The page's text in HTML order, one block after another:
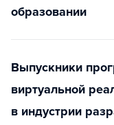
образовании
Выпускники
виртуальной
в индустрии